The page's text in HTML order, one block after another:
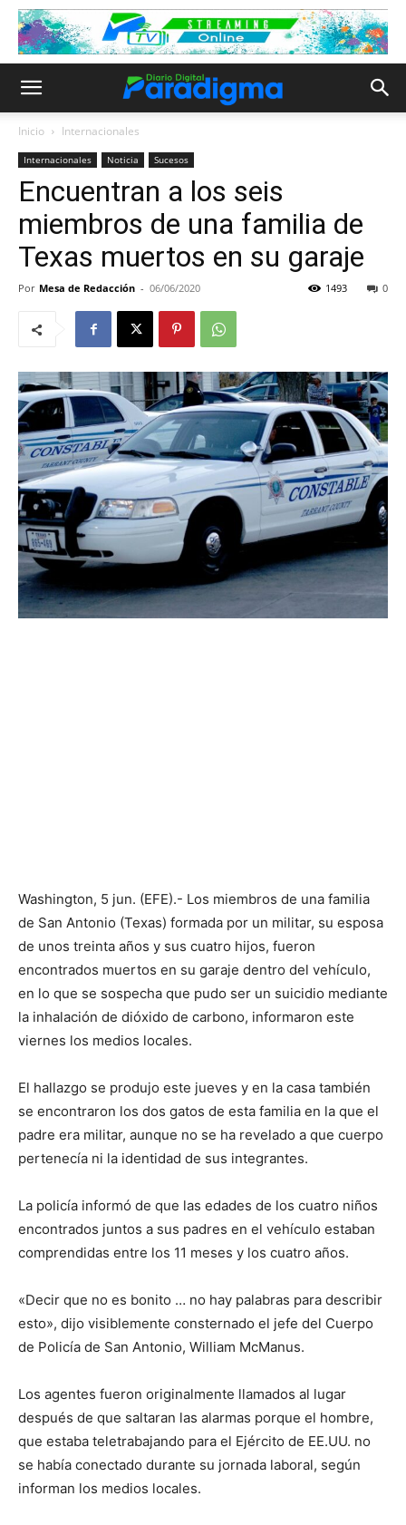
Inicio Internacionales
Internacionales Noticia Sucesos
Encuentran a los seis
miembros de una familia de
Texas muertos en su garaje
Por Mesa de Redacción - 06/06/2020 0
1493
Washington, 5 jun. (EFE).- Los miembros de una familia
de San Antonio (Texas) formada por un militar, su esposa
de unos treinta años y sus cuatro hijos, fueron
encontrados muertos en su garaje dentro del vehículo,
en lo que se sospecha que pudo ser un suicidio mediante
la inhalación de dióxido de carbono, informaron este
viernes los medios locales.
El hallazgo se produjo este jueves y en la casa también
se encontraron los dos gatos de esta familia en la que el
padre era militar, aunque no se ha revelado a que cuerpo
pertenecía ni la identidad de sus integrantes.
La policía informó de que las edades de los cuatro niños
encontrados juntos a sus padres en el vehículo estaban
comprendidas entre los 11 meses y los cuatro años.
«Decir que no es bonito … no hay palabras para describir
esto», dijo visiblemente consternado el jefe del Cuerpo
de Policía de San Antonio, William McManus.
Los agentes fueron originalmente llamados al lugar
después de que saltaran las alarmas porque el hombre,
que estaba teletrabajando para el Ejército de EE.UU. no
se había conectado durante su jornada laboral, según
informan los medios locales.